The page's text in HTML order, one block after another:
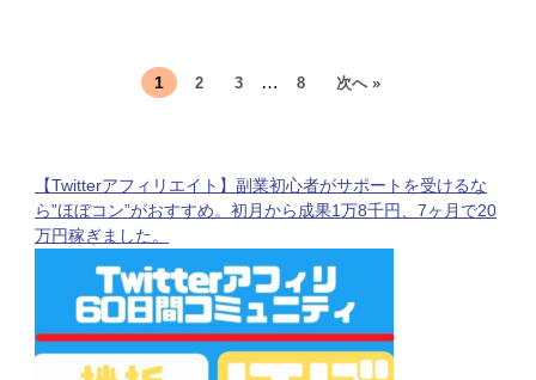
1 2 3 … 8 次へ »
【Twitterアフィリエイト】副業初心者がサポートを受けるな
ら”ほぼコン”がおすすめ。初月から成果1万8千円、7ヶ月で20
万円稼ぎました。